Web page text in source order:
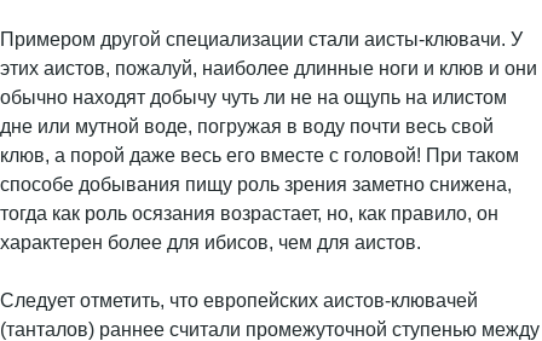
Примером другой специализации стали аисты-клювачи. У
этих аистов, пожалуй, наиболее длинные ноги и клюв и они
обычно находят добычу чуть ли не на ощупь на илистом
дне или мутной воде, погружая в воду почти весь свой
клюв, а порой даже весь его вместе с головой! При таком
способе добывания пищу роль зрения заметно снижена,
тогда как роль осязания возрастает, но, как правило, он
характерен более для ибисов, чем для аистов.
Следует отметить, что европейских аистов-клювачей
(танталов) раннее считали промежуточной ступенью между